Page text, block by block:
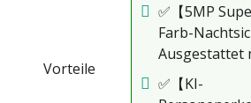
Vorteile
✅【5MP
Farb-
Ausgestattet
einer 1TB
verfügt Jennov
✅【KI-